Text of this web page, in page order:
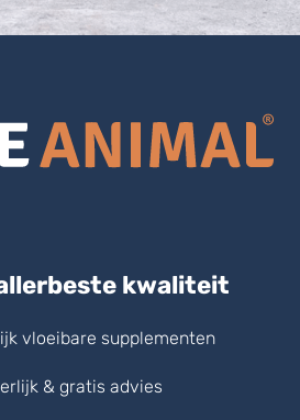
kwaliteit
vloeibare supplementen
& gratis advies